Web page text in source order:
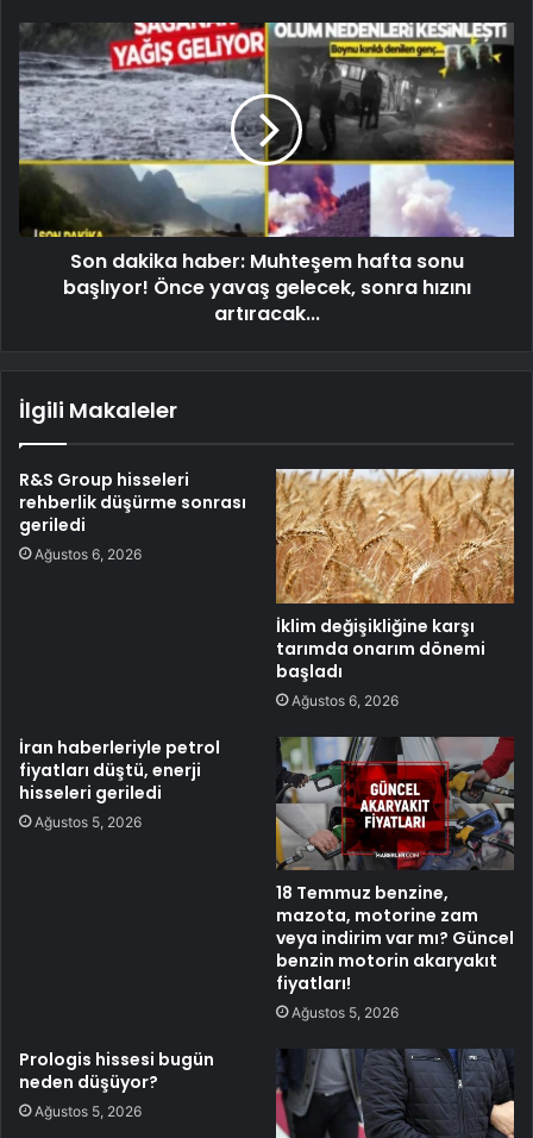
Son dakika haber: Muhteşem hafta sonu
başlıyor! Önce yavaş gelecek, sonra hızını
artıracak...
İlgili Makaleler
R&S Group hisseleri
rehberlik düşürme sonrası
geriledi
Ağustos 6, 2026
İklim değişikliğine karşı
tarımda onarım dönemi
başladı
Ağustos 6, 2026
İran haberleriyle petrol
fiyatları düştü, enerji
hisseleri geriledi
Ağustos 5, 2026
18 Temmuz benzine,
mazota, motorine zam
veya indirim var mı? Güncel
benzin motorin akaryakıt
fiyatları!
Ağustos 5, 2026
Prologis hissesi bugün
neden düşüyor?
Ağustos 5, 2026